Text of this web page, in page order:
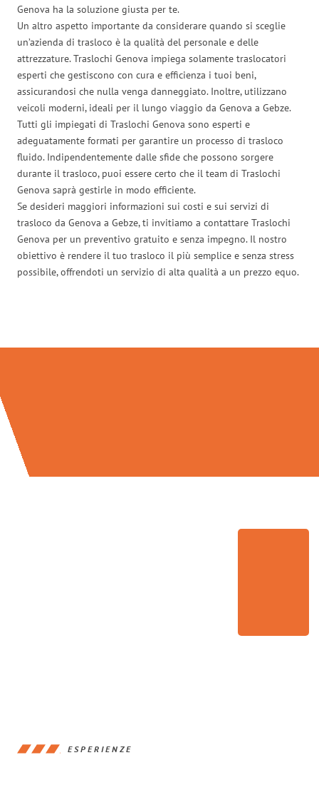
Genova ha la soluzione giusta per te.
Un altro aspetto importante da considerare quando si sceglie
un’azienda di trasloco è la qualità del personale e delle
attrezzature. Traslochi Genova impiega solamente traslocatori
esperti che gestiscono con cura e efficienza i tuoi beni,
assicurandosi che nulla venga danneggiato. Inoltre, utilizzano
veicoli moderni, ideali per il lungo viaggio da Genova a Gebze.
Tutti gli impiegati di Traslochi Genova sono esperti e
adeguatamente formati per garantire un processo di trasloco
fluido. Indipendentemente dalle sfide che possono sorgere
durante il trasloco, puoi essere certo che il team di Traslochi
Genova saprà gestirle in modo efficiente.
Se desideri maggiori informazioni sui costi e sui servizi di
trasloco da Genova a Gebze, ti invitiamo a contattare Traslochi
Genova per un preventivo gratuito e senza impegno. Il nostro
obiettivo è rendere il tuo trasloco il più semplice e senza stress
possibile, offrendoti un servizio di alta qualità a un prezzo equo.
ESPERIENZE